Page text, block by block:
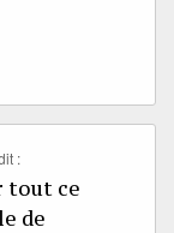
:
tout ce
de